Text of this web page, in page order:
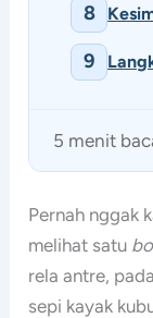
8
9
5 menit
Pernah nggak
melihat satu
rela antre,
sepi kayak